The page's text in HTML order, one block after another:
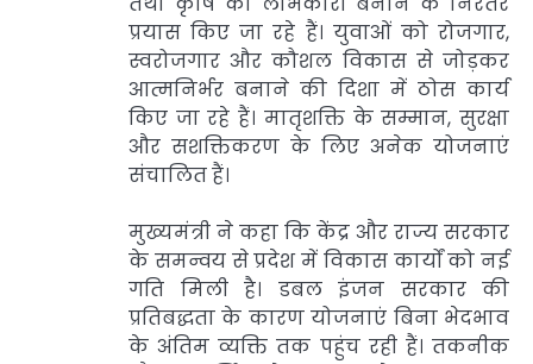
प्रयास किए जा रहे हैं। युवाओं को रोजगार,
स्वरोजगार और कौशल विकास से जोड़कर
आत्मनिर्भर बनाने की दिशा में ठोस कार्य
किए जा रहे हैं। मातृशक्ति के सम्मान, सुरक्षा
और सशक्तिकरण के लिए अनेक योजनाएं
संचालित हैं।
मुख्यमंत्री ने कहा कि केंद्र और राज्य सरकार
के समन्वय से प्रदेश में विकास कार्यों को नई
गति मिली है। डबल इंजन सरकार की
प्रतिबद्धता के कारण योजनाएं बिना भेदभाव
के अंतिम व्यक्ति तक पहुंच रही हैं। तकनीक